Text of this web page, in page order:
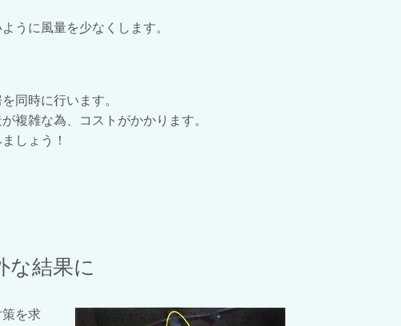
に風量を少なくします。
時に行います。
雑な為、コストがかかります。
しょう！
な結果に
を求